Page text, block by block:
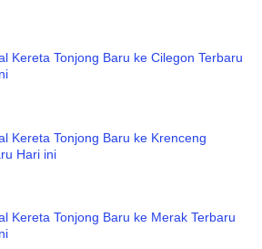
Kereta Tonjong Baru ke Cilegon Terbaru
Kereta Tonjong Baru ke Krenceng
Hari ini
Kereta Tonjong Baru ke Merak Terbaru